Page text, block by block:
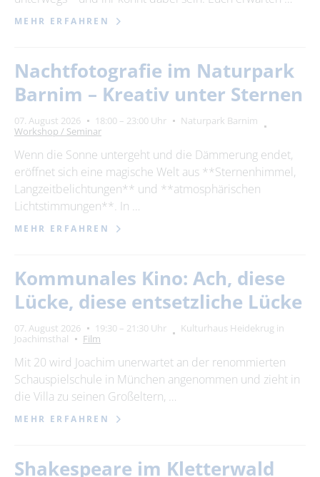
MEHR ERFAHREN
Nachtfotografie im Naturpark
Barnim – Kreativ unter Sternen
07. August 2026 18:00 – 23:00 Uhr
Naturpark Barnim
Workshop / Seminar
Wenn die Sonne untergeht und die Dämmerung endet,
eröffnet sich eine magische Welt aus **Sternenhimmel,
Langzeitbelichtungen** und **atmosphärischen
Lichtstimmungen**. In …
MEHR ERFAHREN
Kommunales Kino: Ach, diese
Lücke, diese entsetzliche Lücke
07. August 2026 19:30 – 21:30 Uhr
Kulturhaus Heidekrug in
Joachimsthal
Film
Mit 20 wird Joachim unerwartet an der renommierten
Schauspielschule in München angenommen und zieht in
die Villa zu seinen Großeltern, …
MEHR ERFAHREN
Shakespeare im Kletterwald